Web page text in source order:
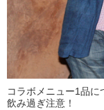
コラボメニュー1品に
飲み過ぎ注意！